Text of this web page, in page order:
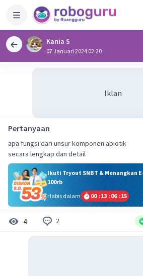
Kania S
07 Januari 2024 02:20
Iklan
Pertanyaan
apa fungsi dari unsur komponen abiotik
secara lengkap dan detail
Ikuti Tryout SNBT & Menangkan
100rb
Habis dalam
00 :13 :06 :15
4 2